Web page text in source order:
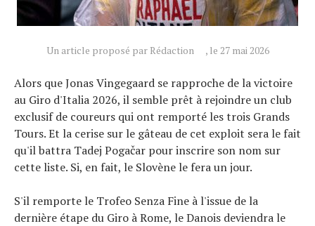
Un article proposé par Rédaction , le 27 mai 2026
Alors que Jonas Vingegaard se rapproche de la victoire
au Giro d'Italia 2026, il semble prêt à rejoindre un club
exclusif de coureurs qui ont remporté les trois Grands
Tours. Et la cerise sur le gâteau de cet exploit sera le fait
qu'il battra Tadej Pogačar pour inscrire son nom sur
cette liste. Si, en fait, le Slovène le fera un jour.
S'il remporte le Trofeo Senza Fine à l'issue de la
dernière étape du Giro à Rome, le Danois deviendra le